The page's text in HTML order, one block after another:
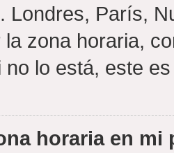
Londres, París,
la zona horaria,
no lo está, este
horaria en